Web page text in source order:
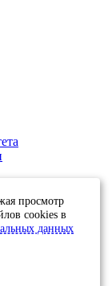
просмотр
cookies в
данных